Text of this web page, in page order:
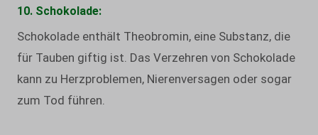
10. Schokolade:
Schokolade enthält Theobromin, eine Substanz, die
für Tauben giftig ist. Das Verzehren von Schokolade
kann zu Herzproblemen, Nierenversagen oder sogar
zum Tod führen.